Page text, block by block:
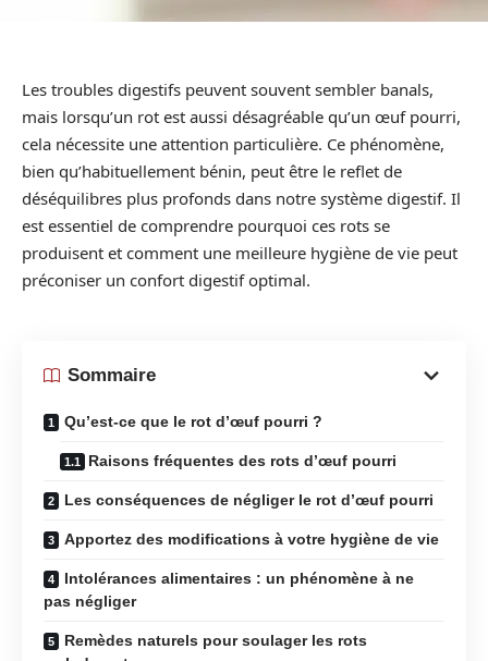
Les troubles digestifs peuvent souvent sembler banals,
mais lorsqu’un rot est aussi désagréable qu’un œuf pourri,
cela nécessite une attention particulière. Ce phénomène,
bien qu’habituellement bénin, peut être le reflet de
déséquilibres plus profonds dans notre système digestif. Il
est essentiel de comprendre pourquoi ces rots se
produisent et comment une meilleure hygiène de vie peut
préconiser un confort digestif optimal.
Sommaire
Qu’est-ce que le rot d’œuf pourri ?
Raisons fréquentes des rots d’œuf pourri
Les conséquences de négliger le rot d’œuf pourri
Apportez des modifications à votre hygiène de vie
Intolérances alimentaires : un phénomène à ne
pas négliger
Remèdes naturels pour soulager les rots